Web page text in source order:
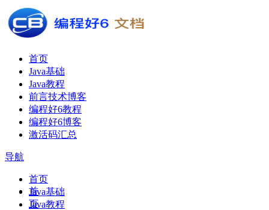
首页
Java基础
Java教程
前言技术博客
编程好6教程
编程好6博客
激活码汇总
导航
首
页
首页
Java基础
Java教程